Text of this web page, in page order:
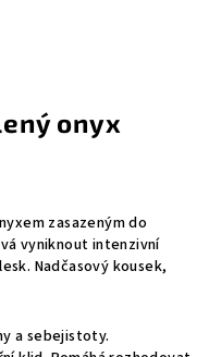
onyx
zasazeným do
vyniknout intenzivní
Nadčasový kousek,
a sebejistoty.